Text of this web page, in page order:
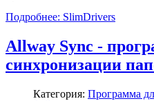
Подробнее: SlimDrivers
Allway Sync -
синхронизации
Категория: Программа